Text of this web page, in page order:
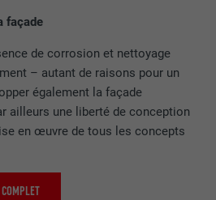
façade
de corrosion et nettoyage
– autant de raisons pour un
également la façade
ailleurs une liberté de conception
en œuvre de tous les concepts
l'utilisation de cookies. Ne